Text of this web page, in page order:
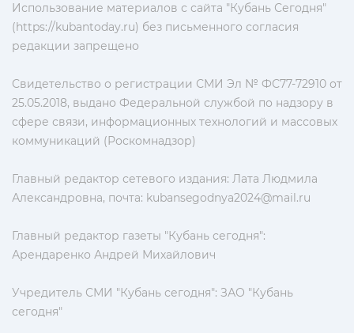
Использование материалов с сайта "Кубань Сегодня"
(https://kubantoday.ru) без письменного согласия
редакции запрещено
Свидетельство о регистрации СМИ Эл № ФС77-72910 от
25.05.2018, выдано Федеральной службой по надзору в
сфере связи, информационных технологий и массовых
коммуникаций (Роскомнадзор)
Главный редактор сетевого издания: Лата Людмила
Александровна, почта: kubansegodnya2024@mail.ru
Главный редактор газеты "Кубань сегодня":
Арендаренко Андрей Михайлович
Учредитель СМИ "Кубань сегодня": ЗАО "Кубань
сегодня"